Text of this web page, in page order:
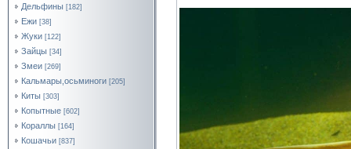
Дельфины [182]
Ежи [38]
Жуки [122]
Зайцы [34]
Змеи [269]
Кальмары,осьминоги [205]
Киты [303]
Копытные [602]
Кораллы [164]
Кошачьи [837]